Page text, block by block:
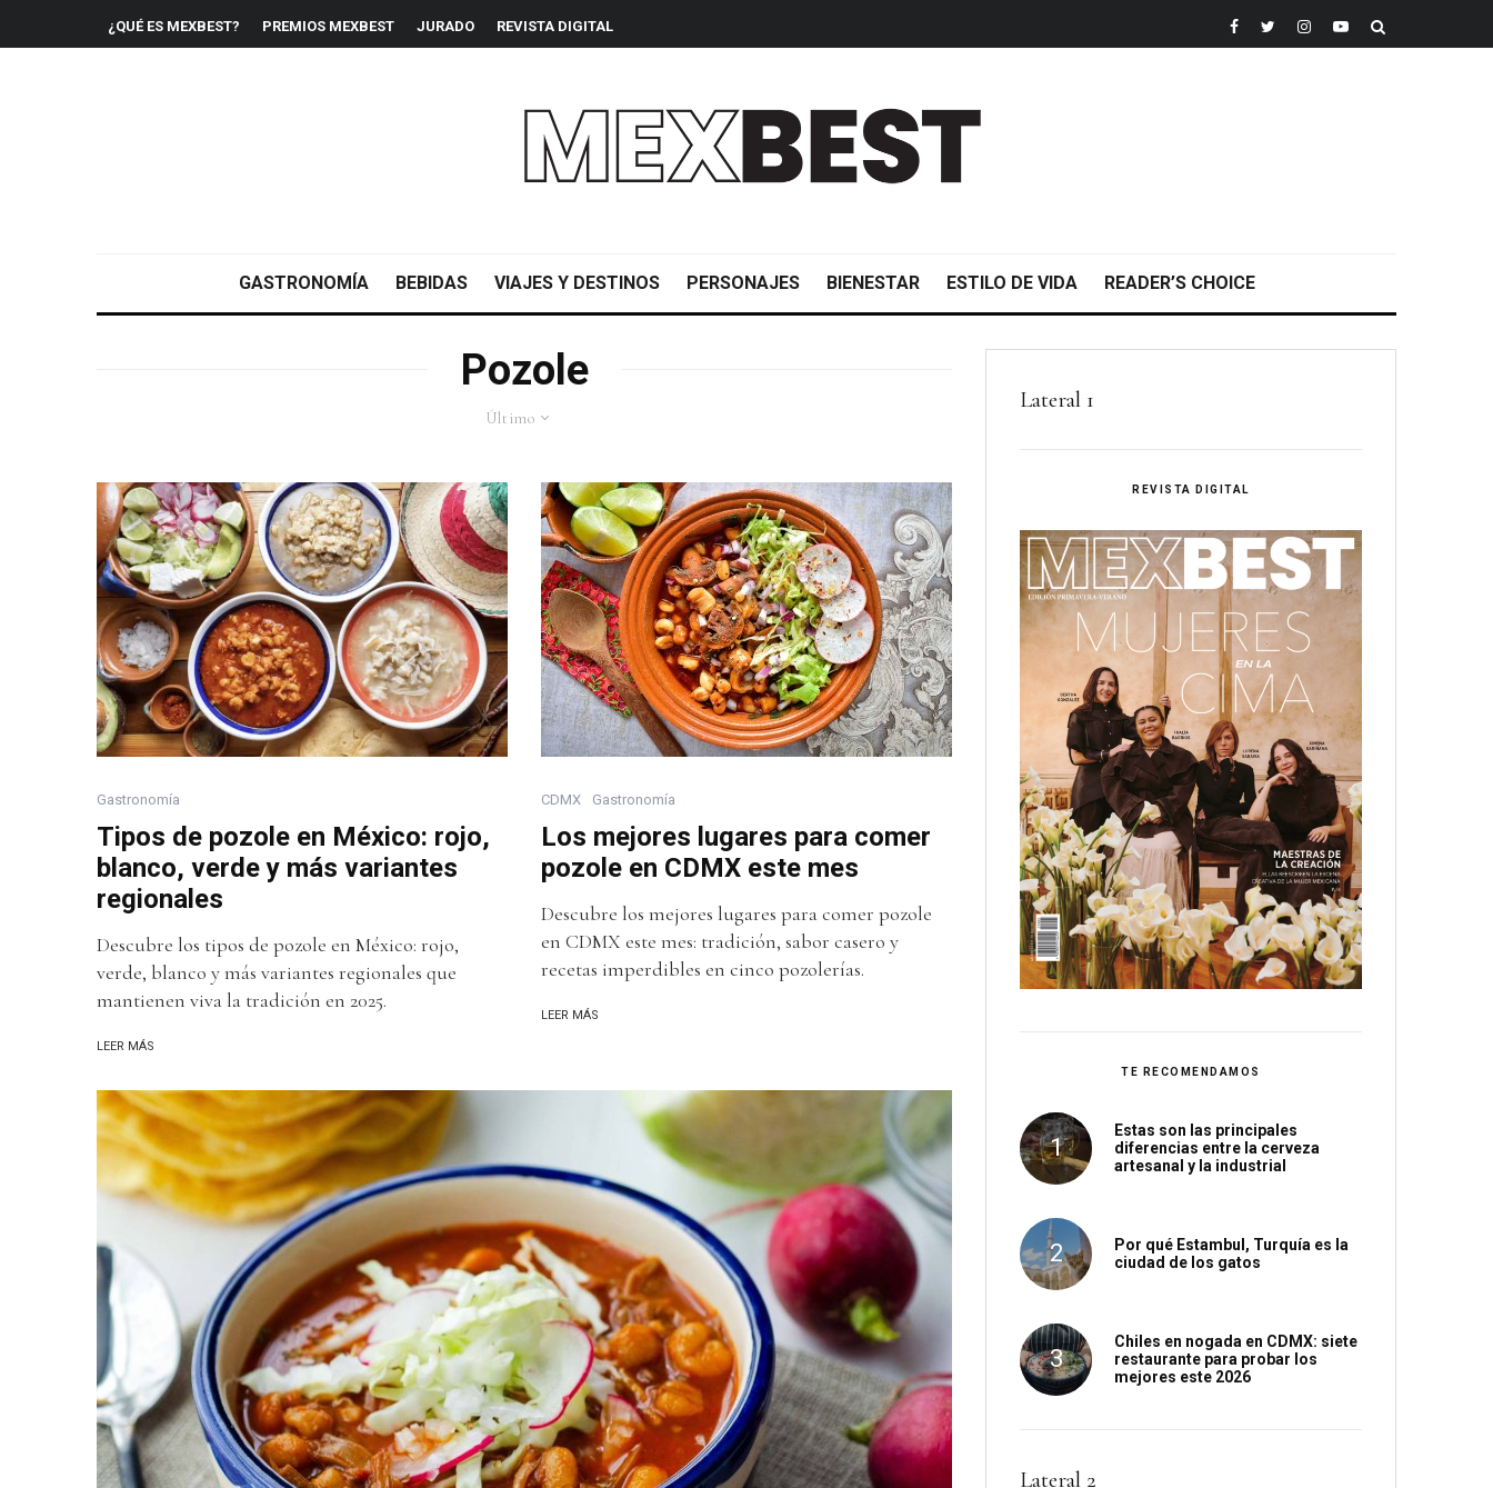
¿QUÉ ES MEXBEST? PREMIOS MEXBEST JURADO REVISTA DIGITAL
GASTRONOMÍA BEBIDAS VIAJES Y DESTINOS PERSONAJES BIENESTAR ESTILO DE VIDA READER’S CHOICE
Pozole
Último
Gastronomía
Tipos de pozole en México: rojo,
blanco, verde y más variantes
regionales
Descubre los tipos de pozole en México: rojo,
verde, blanco y más variantes regionales que
mantienen viva la tradición en 2025.
LEER MÁS
CDMX Gastronomía
Los mejores lugares para comer
pozole en CDMX este mes
Descubre los mejores lugares para comer pozole
en CDMX este mes: tradición, sabor casero y
recetas imperdibles en cinco pozolerías.
LEER MÁS
Lateral 1
REVISTA DIGITAL
TE RECOMENDAMOS
Estas son las principales
diferencias entre la cerveza
artesanal y la industrial
Por qué Estambul, Turquía es la
ciudad de los gatos
Chiles en nogada en CDMX: siete
restaurante para probar los
mejores este 2026
Lateral 2